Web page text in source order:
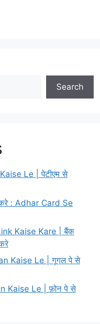
Search
Le | पेटीएम से
: Adhar Card Se
Kaise Kare | बैंक
Kaise Le | गूगल पे से
Kaise Le | फ़ोन पे से